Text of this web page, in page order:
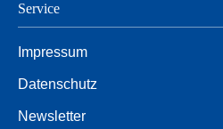
Service
Impressum
Datenschutz
Newsletter